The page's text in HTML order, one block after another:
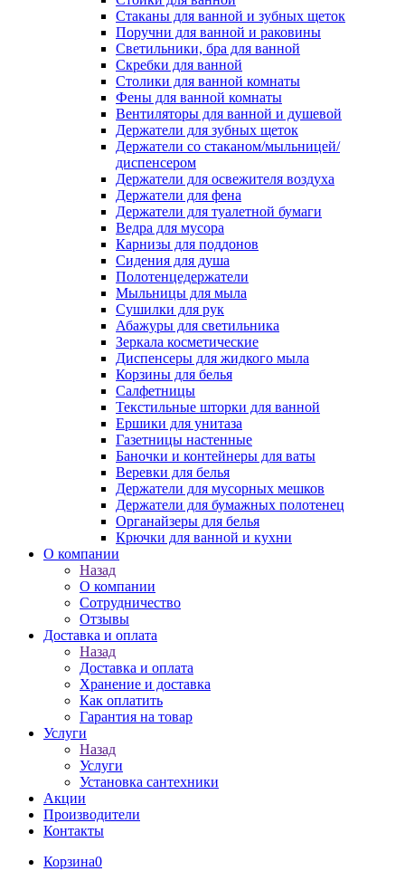
Стаканы для ванной и зубных щеток
Поручни для ванной и раковины
Светильники, бра для ванной
Скребки для ванной
Столики для ванной комнаты
Фены для ванной комнаты
Вентиляторы для ванной и душевой
Держатели для зубных щеток
Держатели со стаканом/мыльницей/
диспенсером
Держатели для освежителя воздуха
Держатели для фена
Держатели для туалетной бумаги
Ведра для мусора
Карнизы для поддонов
Сидения для душа
Полотенцедержатели
Мыльницы для мыла
Сушилки для рук
Абажуры для светильника
Зеркала косметические
Диспенсеры для жидкого мыла
Корзины для белья
Салфетницы
Текстильные шторки для ванной
Ершики для унитаза
Газетницы настенные
Баночки и контейнеры для ваты
Веревки для белья
Держатели для мусорных мешков
Держатели для бумажных полотенец
Органайзеры для белья
Крючки для ванной и кухни
О компании
Назад
О компании
Сотрудничество
Отзывы
Доставка и оплата
Назад
Доставка и оплата
Хранение и доставка
Как оплатить
Гарантия на товар
Услуги
Назад
Услуги
Установка сантехники
Акции
Производители
Контакты
Корзина0